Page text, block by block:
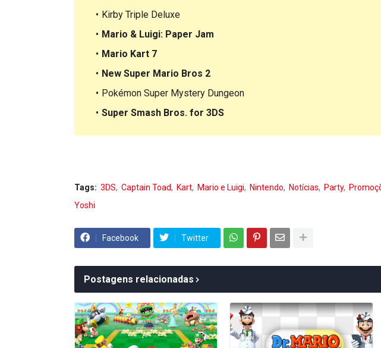
Kirby Triple Deluxe
Mario & Luigi: Paper Jam
Mario Kart 7
New Super Mario Bros 2
Pokémon Super Mystery Dungeon
Super Smash Bros. for 3DS
Tags: 3DS Captain Toad Kart Mario e Luigi Nintendo Notícias Party
Yoshi
Facebook Twitter
Postagens relacionadas